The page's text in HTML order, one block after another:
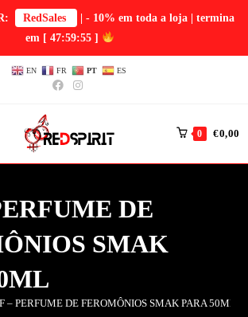
RedSales
| - 10% em toda a loja | termina
em [ 47:59:55 ]
EN FR PT ES
0 €0,00
DE
SMAK
– PERFUME DE FEROMÔNIOS SMAK PARA 50ML